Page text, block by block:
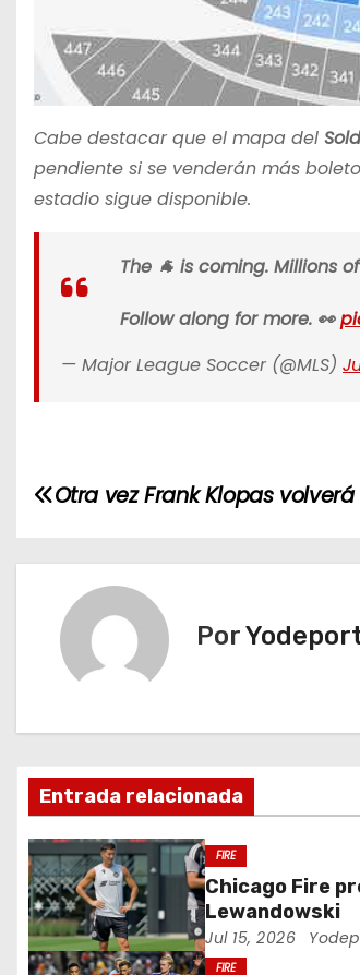
Cabe destacar que el mapa del
pendiente si se venderán más
estadio sigue disponible.
The 🐐 is coming. Millions
Follow along for more. 👀
— Major League Soccer (@MLS)
N
c
i
ó
n
d
Otra vez Frank Klopas
Por
Entrada relacionada
FIRE
Chicago Fire
Lewandowski
Jul 15, 2026
FIRE